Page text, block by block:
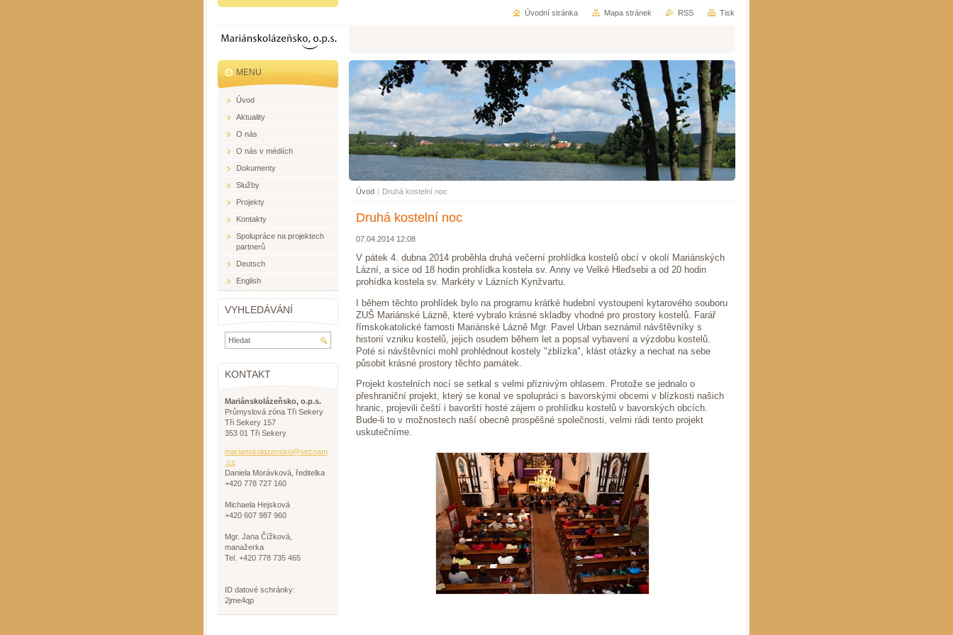
Úvod | Druhá kostelní noc
Druhá kostelní noc
07.04.2014 12:08
V pátek 4. dubna 2014 proběhla druhá večerní prohlídka kostelů obcí v okolí Mariánských
Lázní, a sice od 18 hodin prohlídka kostela sv. Anny ve Velké Hleďsebi a od 20 hodin
prohídka kostela sv. Markéty v Lázních Kynžvartu.
I během těchto prohlídek bylo na programu krátké hudební vystoupení kytarového souboru
ZUŠ Mariánské Lázně, které vybralo krásné skladby vhodné pro prostory kostelů. Farář
římskokatolické farnosti Mariánské Lázně Mgr. Pavel Urban seznámil návštěvníky s
historií vzniku kostelů, jejich osudem během let a popsal vybavení a výzdobu kostelů.
Poté si návštěvníci mohl prohlédnout kostely "zblízka", klást otázky a nechat na sebe
působit krásné prostory těchto památek.
Projekt kostelních nocí se setkal s velmi příznivým ohlasem. Protože se jednalo o
přeshraniční projekt, který se konal ve spolupráci s bavorskými obcemi v blízkosti našich
hranic, projevili čeští i bavorští hosté zájem o prohlídku kostelů v bavorských obcích.
Bude-li to v možnostech naší obecně prospěšné společnosti, velmi rádi tento projekt
uskutečníme.
MENU
Úvod
Aktuality
O nás
O nás v médiích
Dokumenty
Služby
Projekty
Kontakty
Spolupráce na projektech
partnerů
Deutsch
English
VYHLEDÁVÁNÍ
KONTAKT
Mariánskolázeňsko, o.p.s.
Průmyslová zóna Tři Sekery
Tři Sekery 157
353 01 Tři Sekery
marianskolazensko@seznam
.cz
Daniela Morávková, ředitelka
+420 778 727 160
Michaela Hejsková
+420 607 987 960
Mgr. Jana Čížková,
manažerka
Tel. +420 778 735 465
ID datové schránky:
2jme4qp
Úvodní stránka Mapa stránek RSS Tisk